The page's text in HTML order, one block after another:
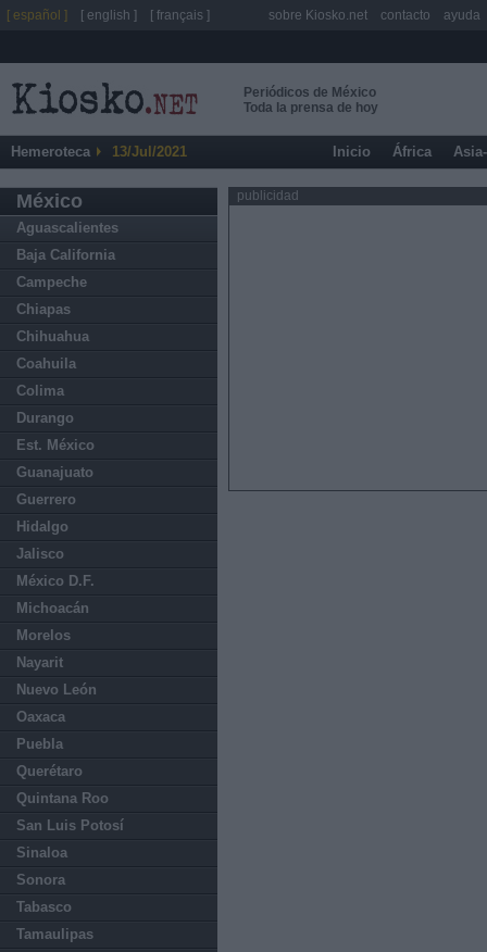
Periódicos de México
Toda la prensa de hoy
Hemeroteca 13/Jul/2021 Inicio África
México
Aguascalientes
Baja California
Campeche
Chiapas
Chihuahua
Coahuila
Colima
Durango
Est. México
Guanajuato
Guerrero
Hidalgo
Jalisco
México D.F.
Michoacán
Morelos
Nayarit
Nuevo León
Oaxaca
Puebla
Querétaro
Quintana Roo
San Luis Potosí
Sinaloa
Sonora
Tabasco
Tamaulipas
publicidad
[ español ] [ english ] [ français ] sobre Kiosko.net contacto ayuda